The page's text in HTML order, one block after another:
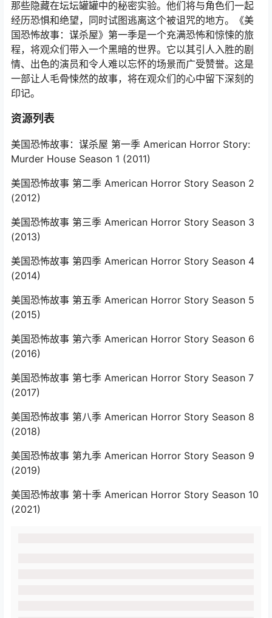
那些隐藏在坛坛罐罐中的秘密实验。他们将与角色们一起
经历恐惧和绝望，同时试图逃离这个被诅咒的地方。《美
国恐怖故事：谋杀屋》第一季是一个充满恐怖和惊悚的旅
程，将观众们带入一个黑暗的世界。它以其引人入胜的剧
情、出色的演员和令人难以忘怀的场景而广受赞誉。这是
一部让人毛骨悚然的故事，将在观众们的心中留下深刻的
印记。
资源列表
美国恐怖故事：谋杀屋 第一季 American Horror Story:
Murder House Season 1 (2011)
美国恐怖故事 第二季 American Horror Story Season 2‎
(2012)
美国恐怖故事 第三季 American Horror Story Season 3‎
(2013)
美国恐怖故事 第四季 American Horror Story Season 4‎
(2014)
美国恐怖故事 第五季 American Horror Story Season 5‎
(2015)
美国恐怖故事 第六季 American Horror Story Season 6‎
(2016)
美国恐怖故事 第七季 American Horror Story Season 7‎
(2017)
美国恐怖故事 第八季 American Horror Story Season 8‎
(2018)
美国恐怖故事 第九季 American Horror Story Season 9‎
(2019)
美国恐怖故事 第十季 American Horror Story Season 10‎
(2021)